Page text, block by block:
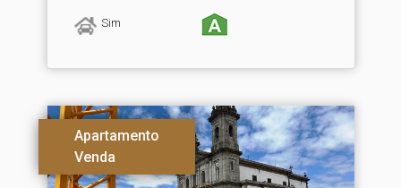
Sim
Apartamento
Venda